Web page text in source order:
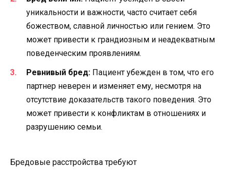
уникальности и важности, часто считает себя
божеством, славной личностью или гением. Это
может привести к грандиозным и неадекватным
поведенческим проявлениям.
Ревнивый бред: Пациент убежден в том, что его
партнер неверен и изменяет ему, несмотря на
отсутствие доказательств такого поведения. Это
может привести к конфликтам в отношениях и
разрушению семьи.
Бредовые расстройства требуют